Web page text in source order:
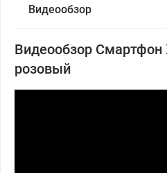
Видеообзор
Видеообзор Смартфон
розовый